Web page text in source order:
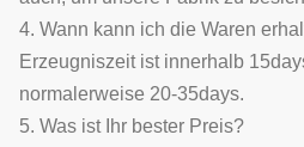
4. Wann kann ich die Waren
Erzeugniszeit ist innerhalb
normalerweise 20-35days.
5. Was ist Ihr bester Preis?